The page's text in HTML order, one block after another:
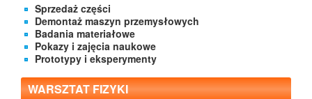
Sprzedaż części
Demontaż maszyn przemysłowych
Badania materiałowe
Pokazy i zajęcia naukowe
Prototypy i eksperymenty
WARSZTAT FIZYKI